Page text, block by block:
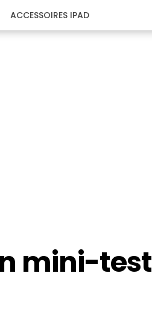
ACCESSOIRES IPAD
mini-test